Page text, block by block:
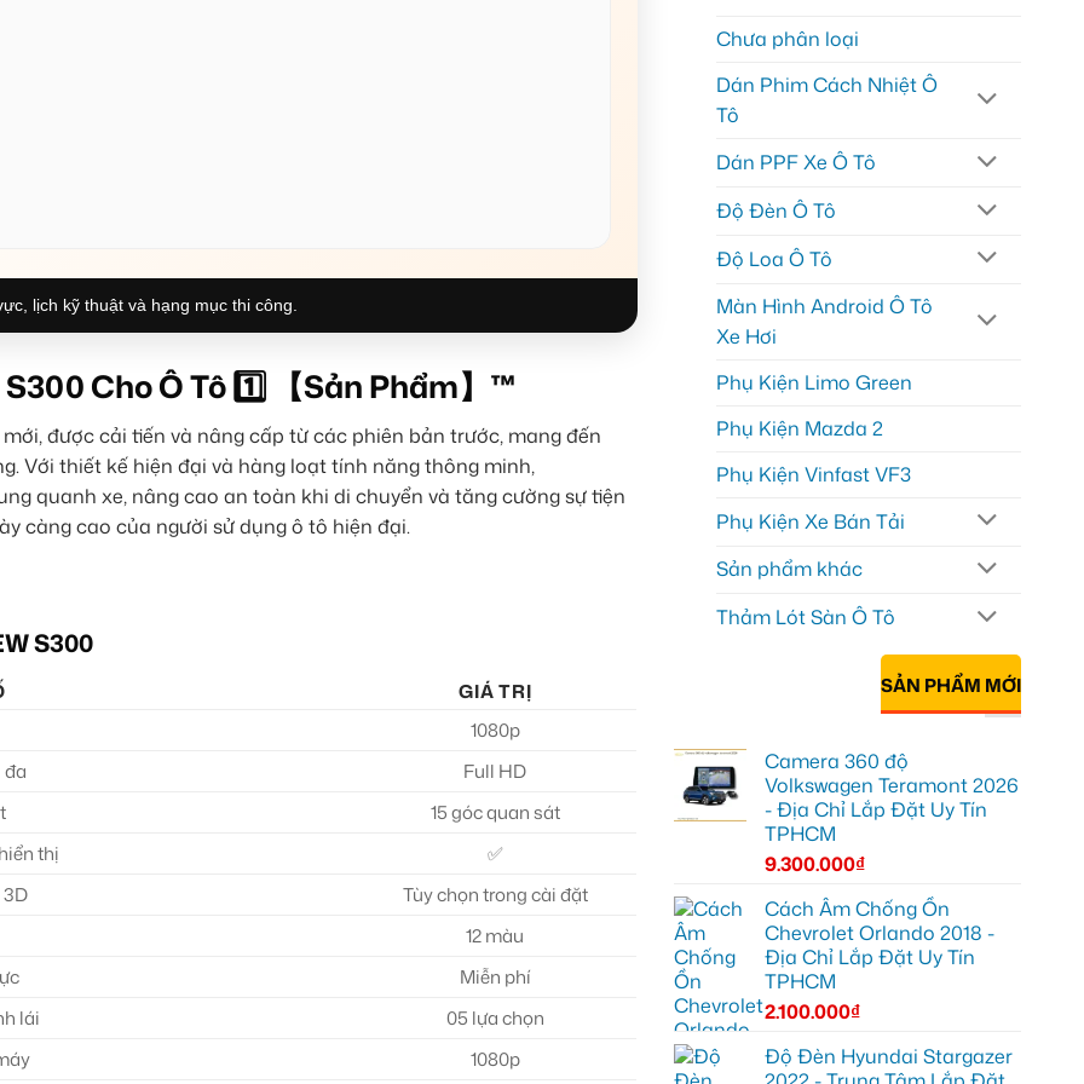
lịch kỹ thuật và hạng mục thi công.
Cho Ô Tô 1️⃣ 【Sản Phẩm】™
được cải tiến và nâng cấp từ các phiên bản trước, mang đến
Với thiết kế hiện đại và hàng loạt tính năng thông minh,
quanh xe, nâng cao an toàn khi di chuyển và tăng cường sự tiện
càng cao của người sử dụng ô tô hiện đại.
S300
GIÁ TRỊ
1080p
đa
Full HD
15 góc quan sát
thị
✅
Tùy chọn trong cài đặt
12 màu
Miễn phí
lái
05 lựa chọn
1080p
Chưa phân loại
Dán Phim Cách Nhiệt Ô
Tô
Dán PPF Xe Ô Tô
Độ Đèn Ô Tô
Độ Loa Ô Tô
Màn Hình Android Ô Tô
Xe Hơi
Phụ Kiện Limo Green
Phụ Kiện Mazda 2
Phụ Kiện Vinfast VF3
Phụ Kiện Xe Bán Tải
Sản phẩm khác
Thảm Lót Sàn Ô Tô
SẢN PHẨM MỚI
Camera 360 độ
Volkswagen Teramont 2026
- Địa Chỉ Lắp Đặt Uy Tín
TPHCM
9.300.000₫
Cách Âm Chống Ồn
Chevrolet Orlando 2018 -
Địa Chỉ Lắp Đặt Uy Tín
TPHCM
2.100.000₫
Độ Đèn Hyundai Stargazer